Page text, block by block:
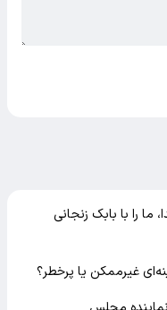
ما را با بابک زنجانی
غیرممکن یا پرخطر؟